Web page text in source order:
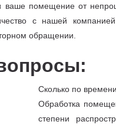
ваше помещение от
с нашей
обращении.
Сколько по
Обработка
степени